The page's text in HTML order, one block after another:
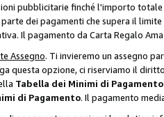
pubblicitarie finché l'importo
dei pagamenti che supera il
Il pagamento da Carta Regalo
Assegno. Ti invieremo un assegno
questa opzione, ci riserviamo il
Tabella dei Minimi di Pagamento
di Pagamento. Il pagamento